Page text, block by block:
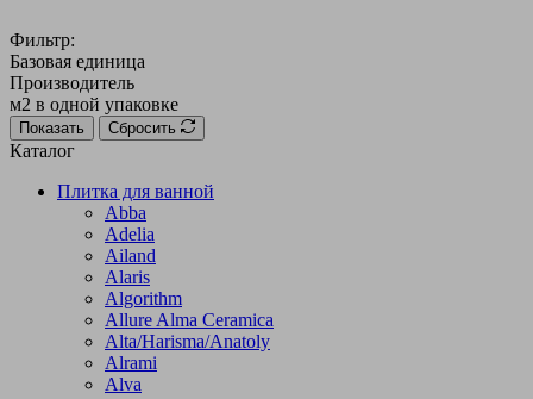
Фильтр:
Базовая единица
Производитель
м2 в одной упаковке
Показать Сбросить
Каталог
Плитка для ванной
Abba
Adelia
Ailand
Alaris
Algorithm
Allure Alma Ceramica
Alta/Harisma/Anatoly
Alrami
Alva